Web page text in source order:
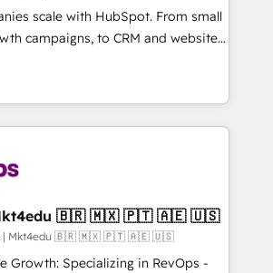
the full
HubSpot CRM. ✔️A team of
✔️Flexible pricing models —
one Dedicated HubSpot
over 25,000+ customers so
solutions. ✔️Bespoke apps &
on-demand bundle services. Connect with us today!
scale with HubSpot. From small
campaigns, to CRM and websites.
experienced in every inch of
to work hand-in-hand with your
the complex and build a better
team and customers.
4RevOps | Mkt4edu 🇧🇷 🇲🇽 🇵🇹 🇦🇪 🇺🇸
| Mkt4edu 🇧🇷 🇲🇽 🇵🇹 🇦🇪 🇺🇸
Growth: Specializing in RevOps -